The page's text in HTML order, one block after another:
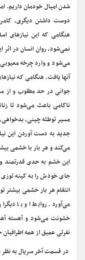
شدن امیال خودمان داریم.
دوست داشتن دیگری،
هنگامی که این نیازهای
نمی‌شود، روان انسان در اثر
می‌شود و وارد چرخه معیوبی
آنها یافت. هنگامی که
جوانی در حد مطلوب و از
ناکامی باعث می‌شود تا
مسیر توطئه چینی،
جدید به دست آوردن این
می‌کند و هر بار با خشمی
این خشم به حدی قدرتمند
جای خودش را به کینه
انتقام هر بار خشمی بیشتر
می‌آورد. روابط او با
خشونت می‌شود و آهسته
نفرتی عمیق از همه
در قسمت آخر سریال به